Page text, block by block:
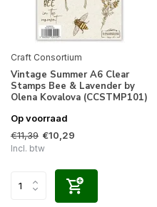
Craft Consortium
Vintage Summer A6 Clear
Stamps Bee & Lavender by
Olena Kovalova (CCSTMP101)
Op voorraad
€11,39 €10,29
Incl. btw